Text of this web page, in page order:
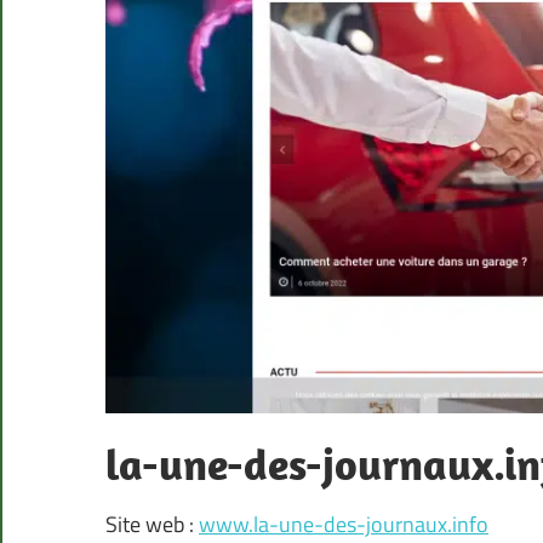
la-une-des-
Site web :www.la-une-des-journaux.info